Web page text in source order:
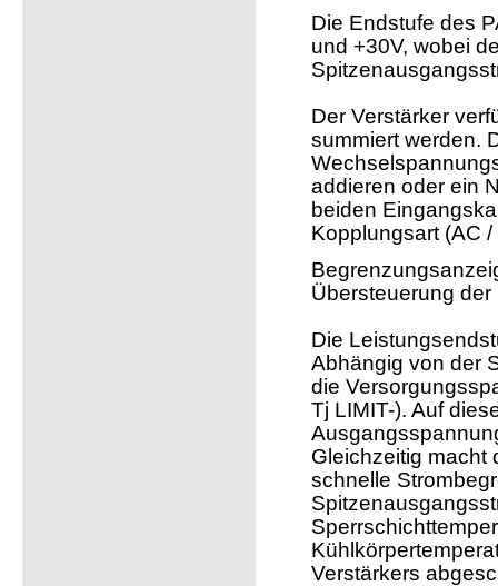
Die Endstufe des
und +30V, wobei
Der Verstärker
summiert werden.
addieren oder ein
beiden
Kopplungsart (AC
Übersteuerung
Die
Abhängig von der
die
Tj LIMIT-). Auf
Gleichzeitig macht
schnelle
Verstärkers